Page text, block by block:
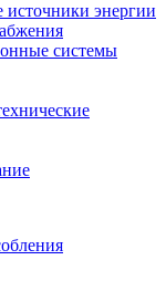
источники энергии
системы